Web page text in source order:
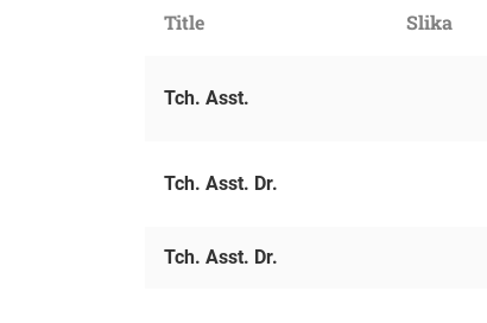
Title Slika
Tch. Asst.
Tch. Asst. Dr.
Tch. Asst. Dr.